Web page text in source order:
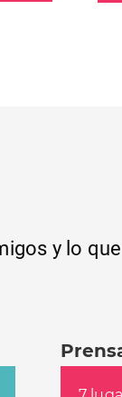
y lo